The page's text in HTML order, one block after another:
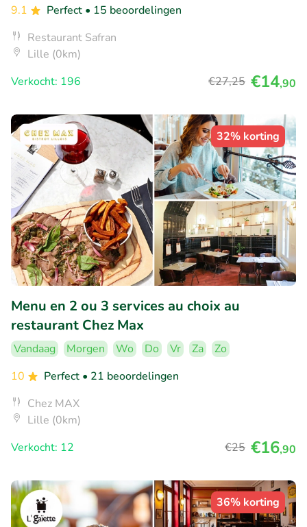
9.1
Perfect • 15 beoordelingen
Restaurant Safran
Lille (0km)
Verkocht: 196
€27,25 €14,90
32% korting
Menu en 2 ou 3 services au choix au
restaurant Chez Max
Vandaag Morgen Wo Do Vr Za
Zo
10
Perfect • 21 beoordelingen
Chez MAX
Lille (0km)
Verkocht: 12
€25 €16,90
36% korting